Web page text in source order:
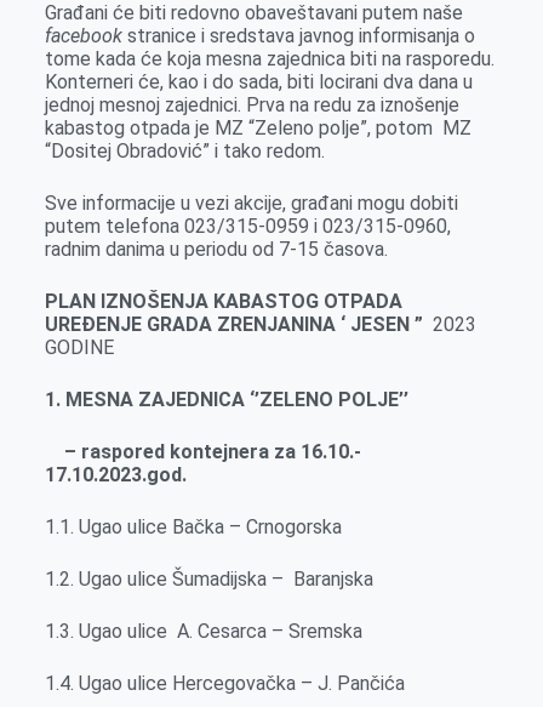
Građani će biti redovno obaveštavani putem naše
facebookstranice i sredstava javnog informisanja o
tome kada će koja mesna zajednica biti na rasporedu.
Konterneri će, kao i do sada, biti locirani dva dana u
jednoj mesnoj zajednici. Prva na redu za iznošenje
kabastog otpada je MZ “Zeleno polje”, potom MZ
“Dositej Obradović” i tako redom.
Sve informacije u vezi akcije, građani mogu dobiti
putem telefona 023/315-0959 i 023/315-0960,
radnim danima u periodu od 7-15 časova.
PLAN IZNOŠENJA KABASTOG OTPADA
UREĐENJE GRADA ZRENJANINA ‘ JESEN ” 2023
GODINE
1. MESNA ZAJEDNICA ‘’ZELENO POLJE’’
– raspored kontejnera za 16.10.-
17.10.2023.god.
1.1. Ugao ulice Bačka – Crnogorska
1.2. Ugao ulice Šumadijska – Baranjska
1.3. Ugao ulice A. Cesarca – Sremska
1.4. Ugao ulice Hercegovačka – J. Pančića